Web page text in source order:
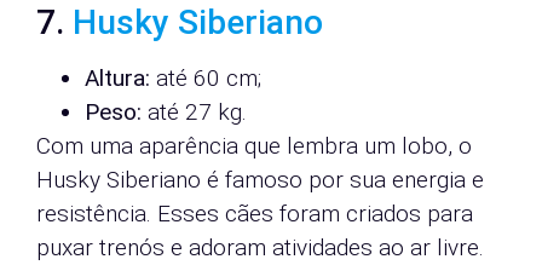
7. Husky Siberiano
Altura: até 60 cm;
Peso: até 27 kg.
Com uma aparência que lembra um lobo, o
Husky Siberiano é famoso por sua energia e
resistência. Esses cães foram criados para
puxar trenós e adoram atividades ao ar livre.